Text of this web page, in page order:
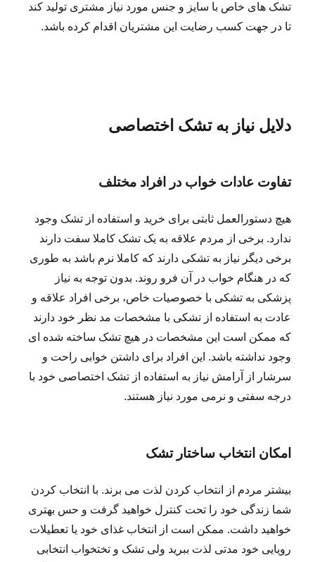
تشک های خاص با سایز و جنس مورد نیاز مشتری تولید کند
تا در جهت کسب رضایت این مشتریان اقدام کرده باشد.
دلایل نیاز به تشک اختصاصی
تفاوت عادات خواب در افراد مختلف
هیچ دستورالعمل ثابتی برای خرید و استفاده از تشک وجود
ندارد. برخی از مردم علاقه به یک تشک کاملا سفت دارند
برخی دیگر نیاز به تشکی دارند که کاملا نرم باشد به طوری
که در هنگام خواب در آن فرو روند. بدون توجه به نیاز
پزشکی به تشکی با خصوصیات خاص، برخی افراد علاقه و
عادت به استفاده از تشکی با مشخصات مد نظر خود دارند
که ممکن است این مشخصات در هیچ تشک ساخته شده ای
وجود نداشته باشد. این افراد برای داشتن خوابی راحت و
سرشار از آرامش نیاز به استفاده از تشک اختصاصی خود با
درجه سفتی و نرمی مورد نیاز هستند.
امکان انتخاب ساختار تشک
بیشتر مردم از انتخاب کردن لذت می برند. با انتخاب کردن
شما زندگی خود را تحت کنترل خواهید گرفت و حس بهتری
خواهید داشت. ممکن است از انتخاب غذای خود یا تعطیلات
رویایی خود مدتی لذت ببرید ولی تشک و تختخواب انتخابی